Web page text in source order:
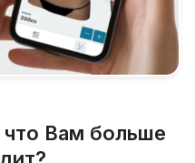
что Вам больше